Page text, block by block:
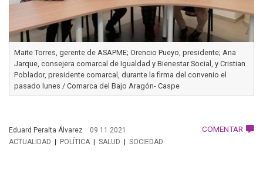
Maite Torres, gerente de ASAPME; Orencio Pueyo, presidente; Ana
Jarque, consejera comarcal de Igualdad y Bienestar Social, y Cristian
Poblador, presidente comarcal, durante la firma del convenio el
pasado lunes / Comarca del Bajo Aragón- Caspe
Eduard Peralta Álvarez 09 11 2021 COMENTAR
ACTUALIDAD POLÍTICA SALUD SOCIEDAD